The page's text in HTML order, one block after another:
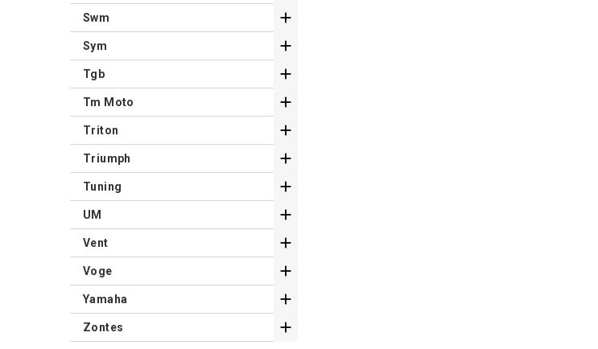
Swm 
Sym 
Tgb 
Tm Moto 
Triton 
Triumph 
Tuning 
UM 
Vent 
Voge 
Yamaha 
Zontes 